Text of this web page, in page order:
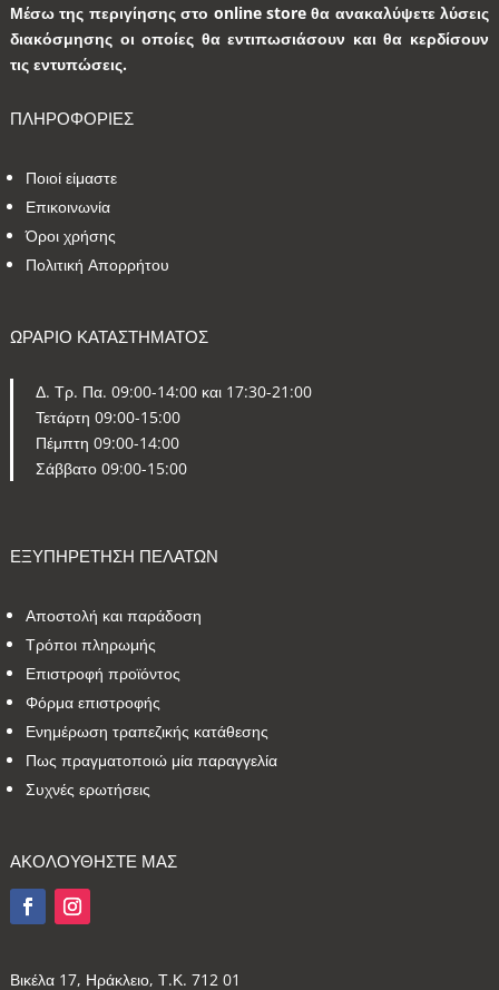
Μέσω της περιγίησης στο online store θα ανακαλύψετε λύσεις
διακόσμησης οι οποίες θα εντιπωσιάσουν και θα κερδίσουν
τις εντυπώσεις.
ΠΛΗΡΟΦΟΡΙΕΣ
Ποιοί είμαστε
Επικοινωνία
Όροι χρήσης
Πολιτική Απορρήτου
ΩΡΑΡΙΟ ΚΑΤΑΣΤΗΜΑΤΟΣ
Δ. Τρ. Πα. 09:00-14:00 και 17:30-21:00
Τετάρτη 09:00-15:00
Πέμπτη 09:00-14:00
Σάββατο 09:00-15:00
ΕΞΥΠΗΡΕΤΗΣΗ ΠΕΛΑΤΩΝ
Αποστολή και παράδοση
Τρόποι πληρωμής
Επιστροφή προϊόντος
Φόρμα επιστροφής
Ενημέρωση τραπεζικής κατάθεσης
Πως πραγματοποιώ μία παραγγελία
Συχνές ερωτήσεις
ΑΚΟΛΟΥΘΗΣΤΕ ΜΑΣ
Βικέλα 17, Ηράκλειο, Τ.Κ. 712 01